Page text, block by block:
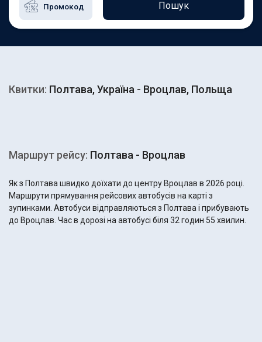
Пошук
Квитки: Полтава, Україна - Вроцлав, Польща
Маршрут рейсу: Полтава - Вроцлав
Як з Полтава швидко доїхати до центру Вроцлав в 2026 році.
Маршрути прямування рейсових автобусів на карті з
зупинками. Автобуси відправляються з Полтава і прибувають
до Вроцлав. Час в дорозі на автобусі біля 32 годин 55 хвилин.